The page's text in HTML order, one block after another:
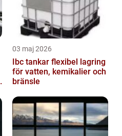
03 maj 2026
Ibc tankar flexibel lagring
för vatten, kemikalier och
bränsle